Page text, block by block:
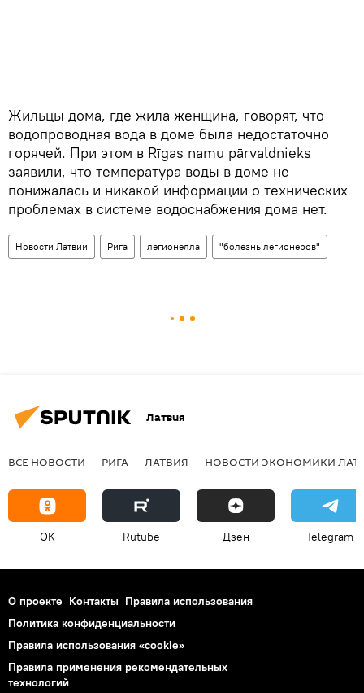
Жильцы дома, где жила женщина, говорят, что
водопроводная вода в доме была недостаточно
горячей. При этом в Rīgas namu pārvaldnieks
заявили, что температура воды в доме не
понижалась и никакой информации о технических
проблемах в системе водоснабжения дома нет.
Новости Латвии Рига легионелла "болезнь легионеров"
Латвия
ВСЕ НОВОСТИ РИГА ЛАТВИЯ НОВОСТИ ЭКОНОМИКИ
OK Rutube Дзен Telegram
О проекте Контакты Правила использования
Политика конфиденциальности
Правила использования «cookie»
Правила применения рекомендательных
технологий